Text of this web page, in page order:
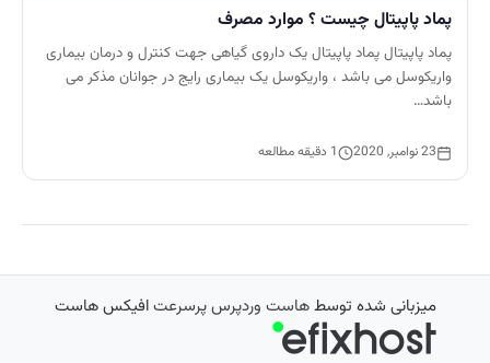
پماد پاپیتال چیست ؟ موارد مصرف
پماد پاپیتال پماد پاپیتال یک داروی گیاهی جهت کنترل و درمان بیماری
واریکوسل می باشد ، واریکوسل یک بیماری رایج در جوانان مذکر می
باشد…
23 نوامبر, 2020 1 دقیقه مطالعه
میزبانی شده توسطهاست وردپرس پرسرعتافیکس هاست